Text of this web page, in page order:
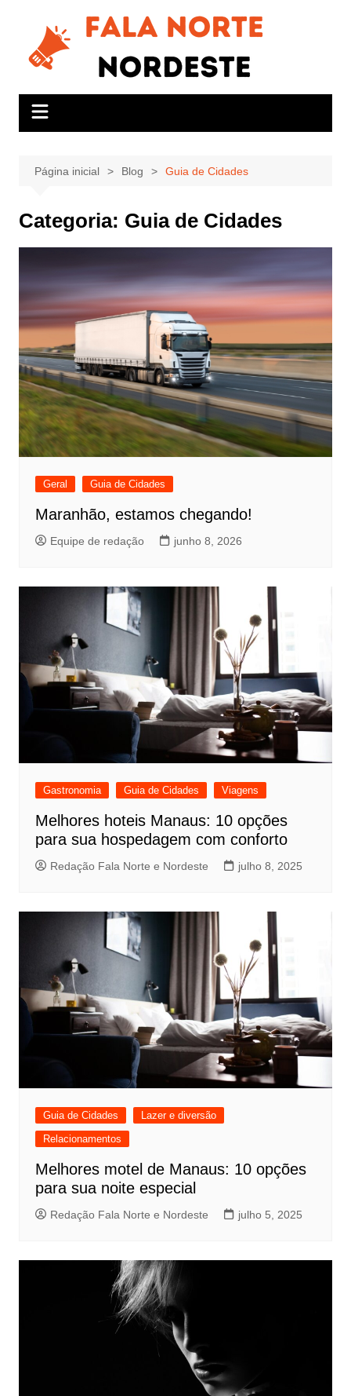
conteúdo
Página inicial Blog Guia de Cidades
Categoria: Guia de Cidades
Geral Guia de Cidades
Maranhão, estamos chegando!
Equipe de redação junho 8, 2026
Gastronomia Guia de Cidades Viagens
Melhores hoteis Manaus: 10 opções
para sua hospedagem com conforto
Redação Fala Norte e Nordeste julho 8, 2025
Guia de Cidades
Lazer e diversão
Relacionamentos
Melhores motel de Manaus: 10 opções
para sua noite especial
Redação Fala Norte e Nordeste julho 5, 2025